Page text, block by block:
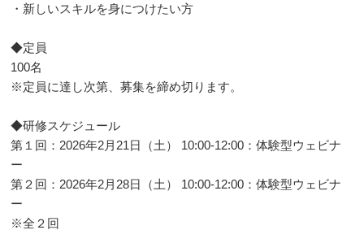
・新しいスキルを身につけたい方
◆定員
100名
※定員に達し次第、募集を締め切ります。
◆研修スケジュール
第１回：2026年2月21日（土） 10:00-12:00：体験型ウェビナ
ー
第２回：2026年2月28日（土） 10:00-12:00：体験型ウェビナ
ー
※全２回